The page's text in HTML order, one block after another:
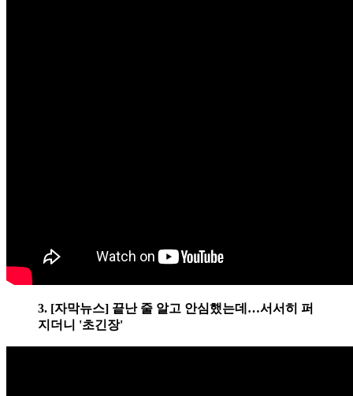
3. [자막뉴스] 끝난 줄 알고 안심했는데…서서히 퍼
지더니 '초긴장'